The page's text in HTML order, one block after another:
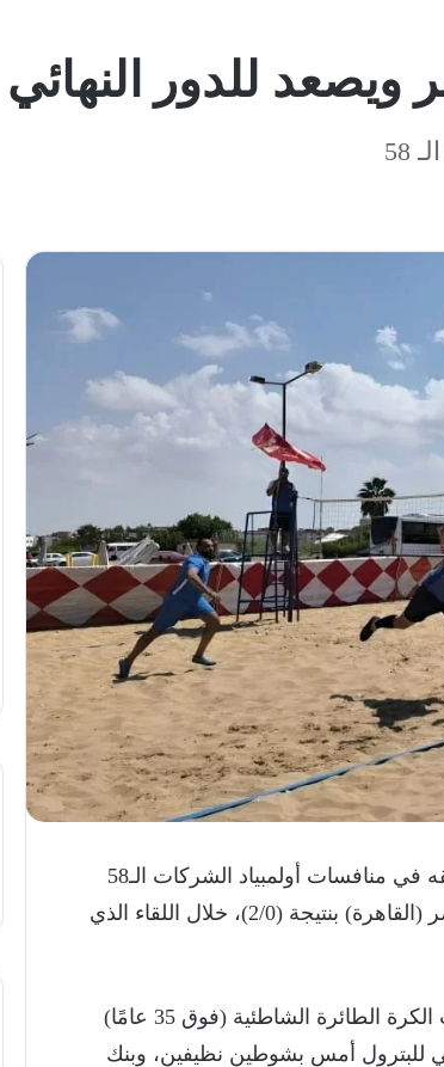
للدور
للكرة الطائرة الشاطئية (فوق 35 عامًا) تألقه في منافسات أولمبياد الشركات الـ58
المقامة بمدينة بورسعيد، بعدما حقق فوزًا مستحقًا على فريق بنك مصر (القاهرة) بنتيجة (2/0)، خلال اللقاء الذي
وبهذه النتيجة يتأهل فريق خالدة للبترول إلى المباراة النهائية لمنافسات الكرة الطائرة الشاطئية (فوق 35 عامًا)
المركز الطبي للبترول أمس بشوطين نظيفين، وبنك